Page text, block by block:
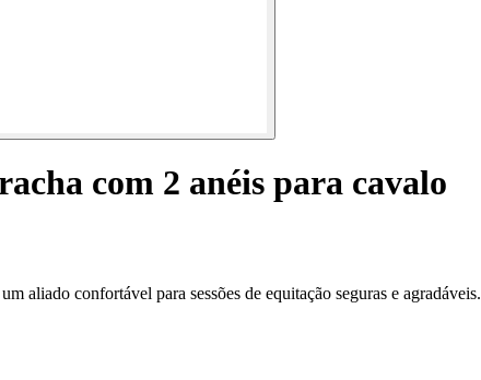
com 2 anéis para cavalo
aliado confortável para sessões de equitação seguras e agradáveis.